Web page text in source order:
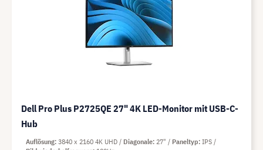
Dell Pro Plus P2725QE 27" 4K LED-Monitor mit USB-C-
Hub
Auflösung 3840 x 2160 4K UHD Diagonale 27" Paneltyp IPS